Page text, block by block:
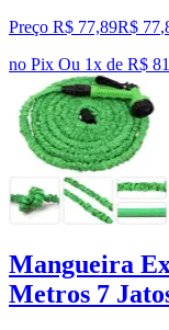
Preço R$ 77,89R$ 77,
no Pix Ou 1x de R$
Mangueira
Metros 7